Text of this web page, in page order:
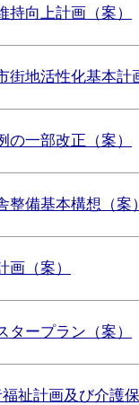
向上計画（案）
街地活性化基本計
一部改正（案）
備基本構想（案）
（案）
ープラン（案）
祉計画及び介護